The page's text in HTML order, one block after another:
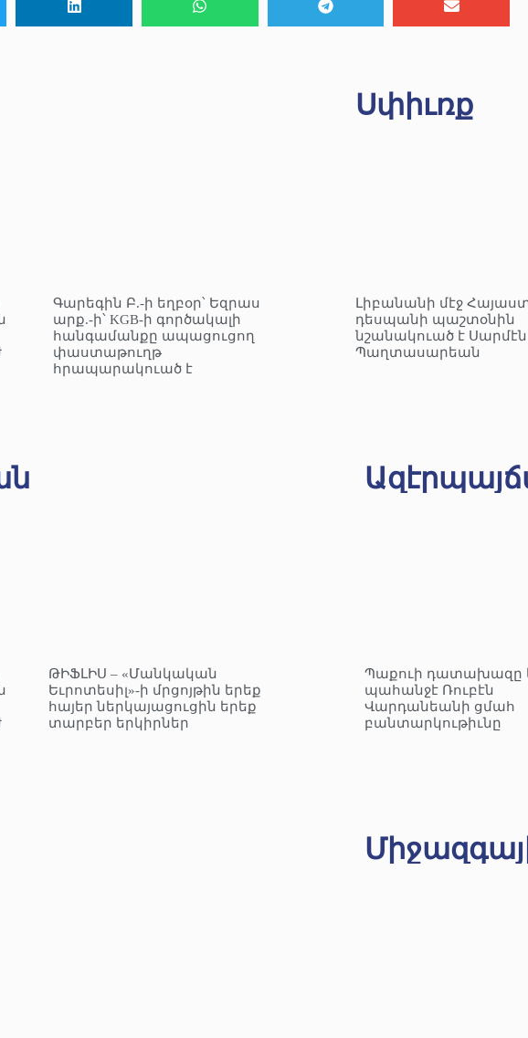
Գարեգին Բ.-ի եղբօր՝ Եզրաս
արք.-ի՝ KGB-ի գործակալի
հանգամանքը ապացուցող
փաստաթուղթ
հրապարակուած է
Սփիւռք
Լիբանանի մէջ
դեսպանի պաշտօնին
նշանակուած է Սարմէն
Պաղտասարեան
ԹԻՖԼԻՍ – «Մանկական
Եւրոտեսիլ»-ի մրցոյթին երեք
հայեր ներկայացուցին երեք
տարբեր երկիրներ
Պաքուի դատախազը
պահանջէ Ռուբէն
Վարդանեանի ցմահ
բանտարկութիւնը